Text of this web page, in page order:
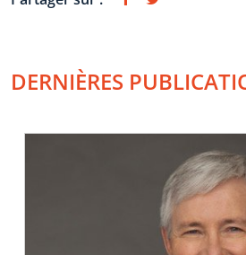
DERNIÈRES